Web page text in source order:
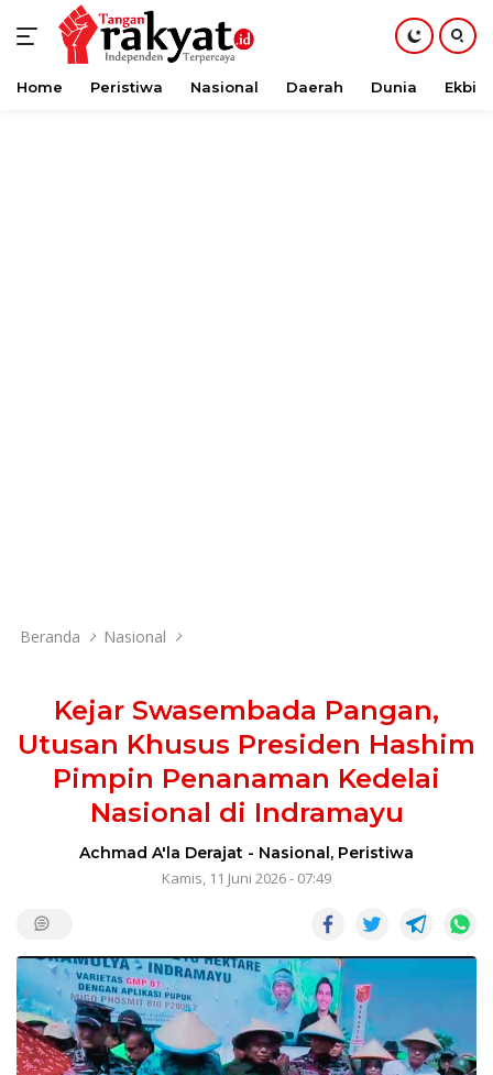
Langsung
Home Peristiwa Nasional Daerah Dunia Ekbis
Beranda Nasional
Kejar Swasembada Pangan,
Utusan Khusus Presiden Hashim
Pimpin Penanaman Kedelai
Nasional di Indramayu
Achmad A'la Derajat - Nasional, Peristiwa
Kamis, 11 Juni 2026 - 07:49